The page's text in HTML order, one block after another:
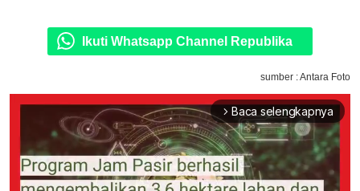
Ikuti Whatsapp Channel Republika
sumber : Antara Foto
arrow_forward_ios Baca selengkapnya